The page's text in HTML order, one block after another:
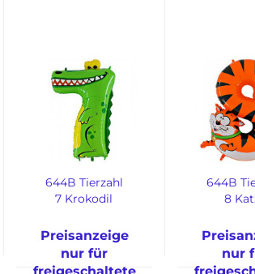
644B Tierzahl
7 Krokodil
Preisanzeige
nur für
644B
8
nur